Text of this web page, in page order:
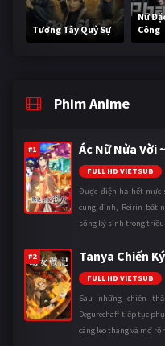
Tương Tây Quỷ Sự
Nữ
Công
Phim Anime
#1 Ác Nữ Nửa Vời
FULL HD VIETSUB
Được điện hạ hết mực
cung đình, Reirin bất
sống ký sinh trong
#2 Tanya Chiến
FULL HD VIETSUB
Sau những chiến
Degurechaff tiếp tục
càng leo thang và mở